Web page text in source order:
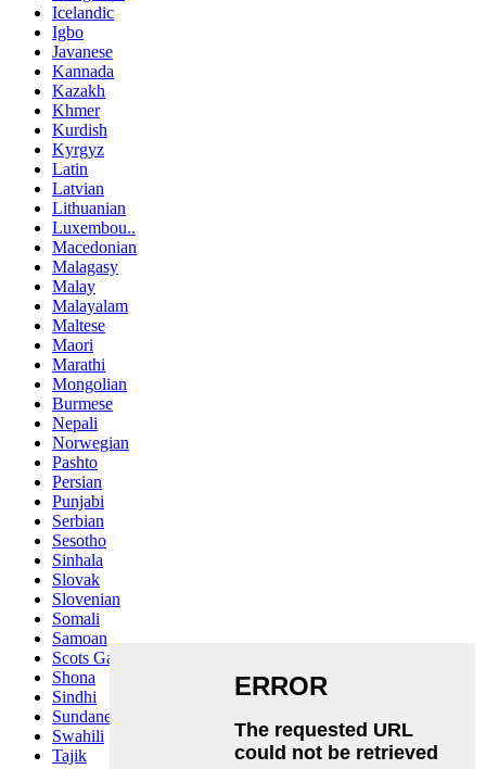
Icelandic
Igbo
Javanese
Kannada
Kazakh
Khmer
Kurdish
Kyrgyz
Latin
Latvian
Lithuanian
Luxembou..
Macedonian
Malagasy
Malay
Malayalam
Maltese
Maori
Marathi
Mongolian
Burmese
Nepali
Norwegian
Pashto
Persian
Punjabi
Serbian
Sesotho
Sinhala
Slovak
Slovenian
Somali
Samoan
Scots Gaelic
Shona
Sindhi
Sundanese
Swahili
Tajik